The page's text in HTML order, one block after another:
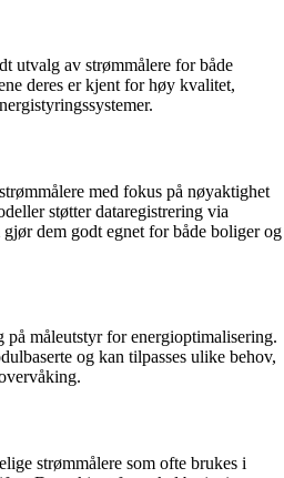
utvalg av strømmålere for både
deres er kjent for høy kvalitet,
med fokus på nøyaktighet
støtter dataregistrering via
dem godt egnet for både boliger og
på måleutstyr for energioptimalisering.
og kan tilpasses ulike behov,
strømmålere som ofte brukes i